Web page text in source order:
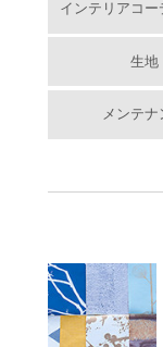
インテリアコー
生地
メンテナ